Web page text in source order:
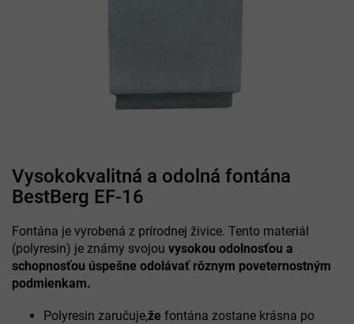
Vysokokvalitná a odolná fontána
BestBerg EF-16
Fontána je vyrobená z prírodnej živice. Tento materiál
(polyresin) je známy svojou vysokou odolnosťou a
schopnosťou úspešne odolávať rôznym poveternostným
podmienkam.
Polyresin zaručuje,že fontána zostane krásna po